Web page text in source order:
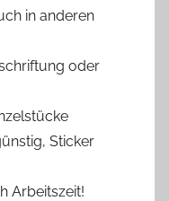
in anderen
oder
Sticker
Arbeitszeit!